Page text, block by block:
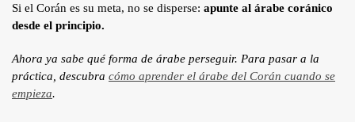
Si el Corán es su meta, no se disperse: apunte al árabe coránico
desde el principio.
Ahora ya sabe qué forma de árabe perseguir. Para pasar a la
práctica, descubra cómo aprender el árabe del Corán cuando se
empieza.